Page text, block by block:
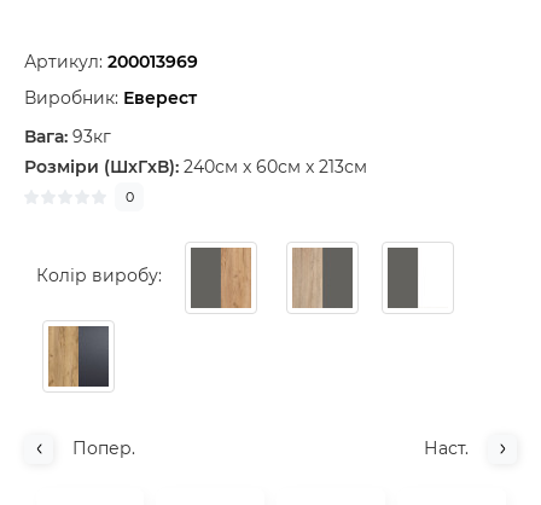
Артикул: 200013969
Виробник: Еверест
Вага: 93кг
Розміри (ШxГxВ): 240см x 60см x 213см
0
Колір виробу:
Попер. Наст.